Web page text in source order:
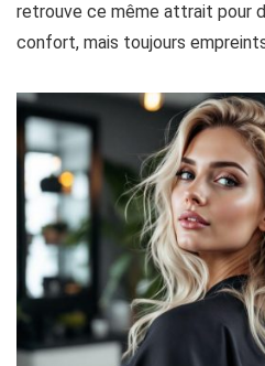
retrouve ce même attrait pour
confort, mais toujours